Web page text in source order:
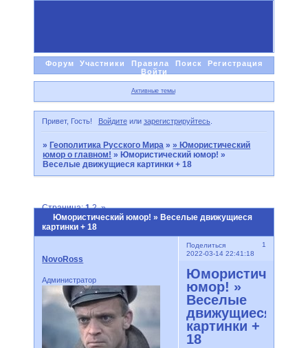
Форум Участники Правила Поиск
Регистрация
Войти
Активные темы
Привет, Гость! Войдитеили зарегистрируйтесь.
»Геополитика Русского Мира »» Юмористический
юмор о главном! »Юмористический юмор! »
Веселые движущиеся картинки + 18
Юмористический юмор! » Веселые движущиеся
картинки + 18
Страница:1 2 »
Поделиться
1
2022-03-14 22:41:18
NovoRoss
Администратор
Юмористический
юмор! »
Веселые
движущиеся
картинки +
18